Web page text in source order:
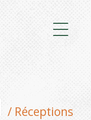
/ Réceptions